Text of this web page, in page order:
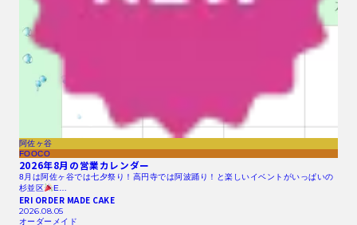
阿佐ヶ谷
FOOCO
2026年8月の営業カレンダー
8月は阿佐ヶ谷では七夕祭り！高円寺では阿波踊り！と楽しいイベントがいっぱいの
杉並区
E…
ERI ORDER MADE CAKE
2026.08.05
オーダーメイド